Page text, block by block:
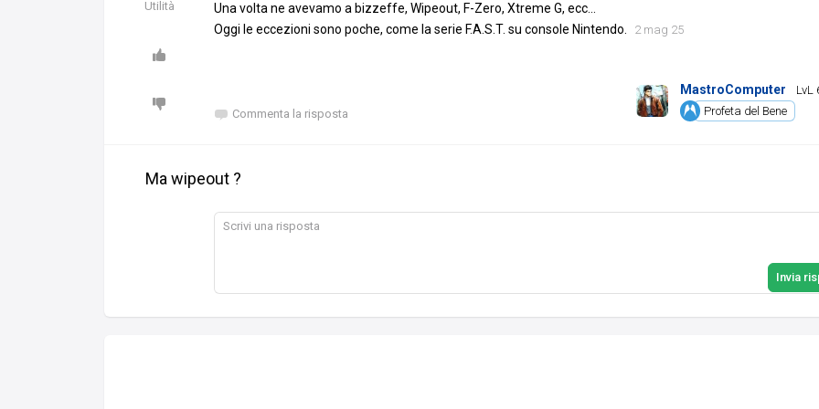
Utilità
Una volta ne avevamo a bizzeffe, Wipeout, F-Zero, Xtreme G, ecc...
Oggi le eccezioni sono poche, come la serie F.A.S.T. su console Nintendo.
2 mag 25
MastroComputer
LvL
Profeta del Bene
Commenta la risposta
Ma wipeout ?
Invia